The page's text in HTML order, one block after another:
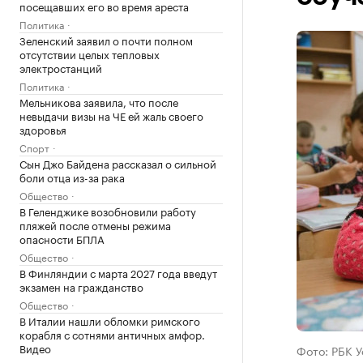
посещавших его во время ареста
Политика
Зеленский заявил о почти полном
отсутствии целых тепловых
электростанций
Политика
Мельникова заявила, что после
невыдачи визы на ЧЕ ей жаль своего
здоровья
Спорт
Сын Джо Байдена рассказал о сильной
боли отца из-за рака
Общество
В Геленджике возобновили работу
пляжей после отмены режима
опасности БПЛА
Общество
В Финляндии с марта 2027 года введут
экзамен на гражданство
Общество
В Италии нашли обломки римского
корабля с сотнями античных амфор.
Видео
Фото: РБК